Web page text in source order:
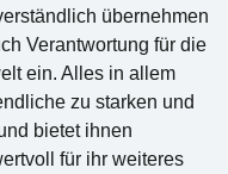
übernehmen
Verantwortung für die
ein. Alles in allem
zu starken und
bietet ihnen
für ihr weiteres